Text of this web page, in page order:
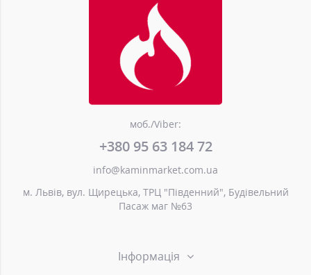
моб./Viber:
+380 95 63 184 72
info@kaminmarket.com.ua
м. Львів, вул. Щирецька, ТРЦ "Південний", Будівельний
Пасаж маг №63
Інформація